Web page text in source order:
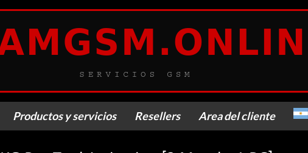
Productos y servicios Resellers Area del cliente